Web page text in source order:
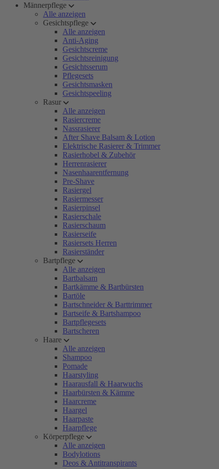
Männerpflege
Alle anzeigen
Gesichtspflege
Alle anzeigen
Anti-Aging
Gesichtscreme
Gesichtsreinigung
Gesichtsserum
Pflegesets
Gesichtsmasken
Gesichtspeeling
Rasur
Alle anzeigen
Rasiercreme
Nassrasierer
After Shave Balsam & Lotion
Elektrische Rasierer & Trimmer
Rasierhobel & Zubehör
Herrenrasierer
Nasenhaarentfernung
Pre-Shave
Rasiergel
Rasiermesser
Rasierpinsel
Rasierschale
Rasierschaum
Rasierseife
Rasiersets Herren
Rasierständer
Bartpflege
Alle anzeigen
Bartbalsam
Bartkämme & Bartbürsten
Bartöle
Bartschneider & Barttrimmer
Bartseife & Bartshampoo
Bartpflegesets
Bartscheren
Haare
Alle anzeigen
Shampoo
Pomade
Haarstyling
Haarausfall & Haarwuchs
Haarbürsten & Kämme
Haarcreme
Haargel
Haarpaste
Haarpflege
Körperpflege
Alle anzeigen
Bodylotions
Deos & Antitranspirants